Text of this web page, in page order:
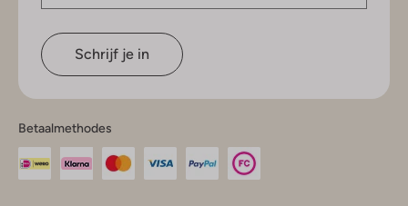
Schrijf je in
Betaalmethodes